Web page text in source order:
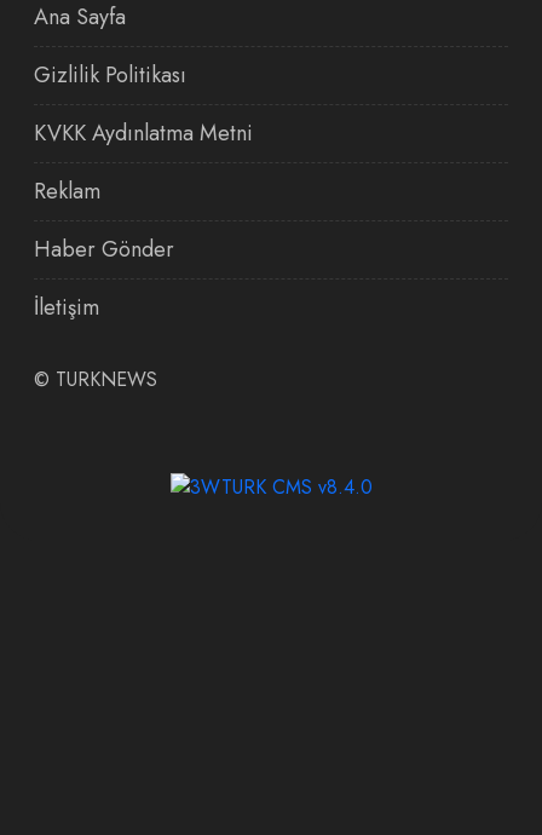
Ana Sayfa
Gizlilik Politikası
KVKK Aydınlatma Metni
Reklam
Haber Gönder
İletişim
© TURKNEWS